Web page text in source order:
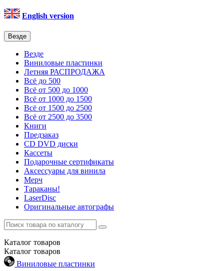
English version
Везде
Везде
Виниловые пластинки
Летняя РАСПРОДАЖА
Всё до 500
Всё от 500 до 1000
Всё от 1000 до 1500
Всё от 1500 до 2500
Всё от 2500 до 3500
Книги
Предзаказ
CD DVD диски
Кассеты
Подарочные сертификаты
Аксессуары для винила
Мерч
Тараканы!
LaserDisc
Оригинальные автографы
Каталог товаров
Каталог товаров
Виниловые пластинки